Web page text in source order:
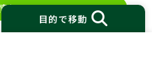
目的で移動
報